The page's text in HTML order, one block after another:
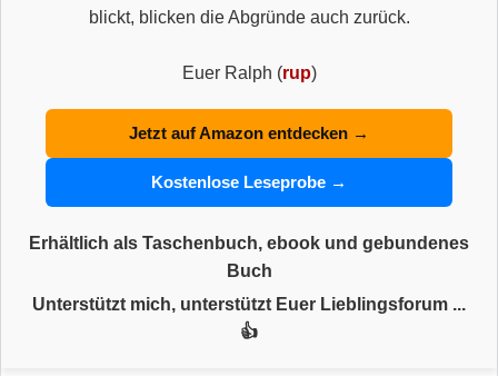
blickt, blicken die Abgründe auch zurück.
Euer Ralph (rup)
Jetzt auf Amazon entdecken →
Kostenlose Leseprobe →
Erhältlich als Taschenbuch, ebook und gebundenes
Buch
Unterstützt mich, unterstützt Euer Lieblingsforum ...
👍